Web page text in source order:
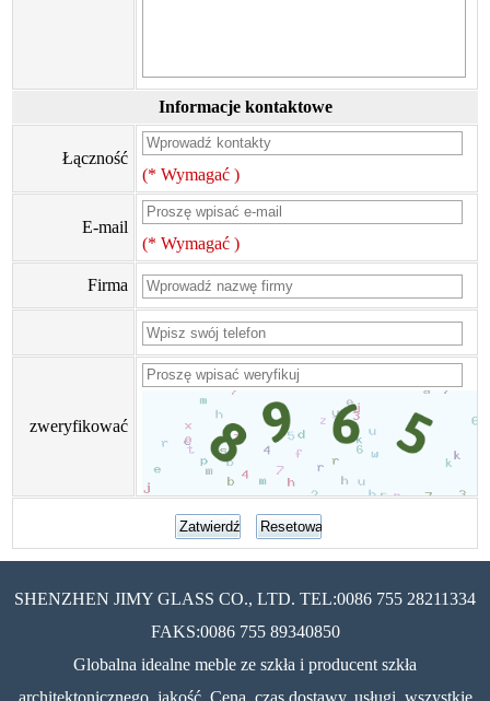
Informacje kontaktowe
Łączność
(* Wymagać )
E-mail
(* Wymagać )
Firma
zweryfikować
SHENZHEN JIMY GLASS CO., LTD. TEL:0086 755 28211334
FAKS:0086 755 89340850
Globalna idealne meble ze szkła i producent szkła
architektonicznego, jakość, Cena, czas dostawy, usługi, wszystkie